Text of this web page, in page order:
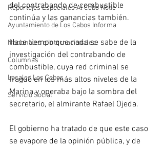
Reportajes Especiales Al Cabo Notic
Ayuntamiento de Los Cabos Informa
Nacionales e Internacionales
Columnas
Locales Los Cabos
Servicio Social
del contrabando de combustible
continúa y las ganancias también.
Hace tiempo que nada se sabe de la
investigación del contrabando de
combustible, cuya red criminal se
fraguó en los más altos niveles de la
Marina y operaba bajo la sombra del
secretario, el almirante Rafael Ojeda.
El gobierno ha tratado de que este caso
se evapore de la opinión pública, y de